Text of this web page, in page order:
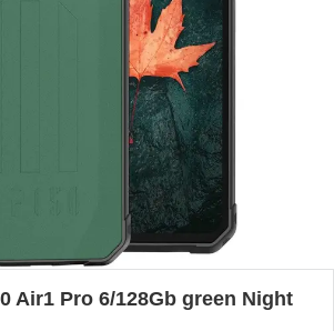
Air1 Pro 6/128Gb green Night